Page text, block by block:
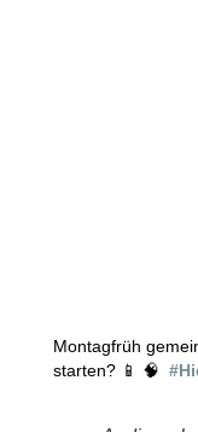
Montagfrüh
starten? 📱 🧠